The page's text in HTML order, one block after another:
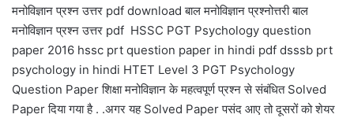
मनोविज्ञान प्रश्न उत्तर pdf download बाल मनोविज्ञान प्रश्नोत्तरी बाल
मनोविज्ञान प्रश्न उत्तर pdf HSSC PGT Psychology question
paper 2016 hssc prt question paper in hindi pdf dsssb prt
psychology in hindi HTET Level 3 PGT Psychology
Question Paper शिक्षा मनोविज्ञान के महत्वपूर्ण प्रश्न से संबंधित Solved
Paper दिया गया है . .अगर यह Solved Paper पसंद आए तो दूसरों को शेयर